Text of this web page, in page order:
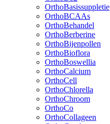
OrthoBasissuppletie
OrthoBCAAs
OrthoBehandel
OrthoBerberine
OrthoBijenpollen
OrthoBioflora
OrthoBoswellia
OrthoCalcium
OrthoCell
OrthoChlorella
OrthoChroom
OrthoCo
OrthoCollageen